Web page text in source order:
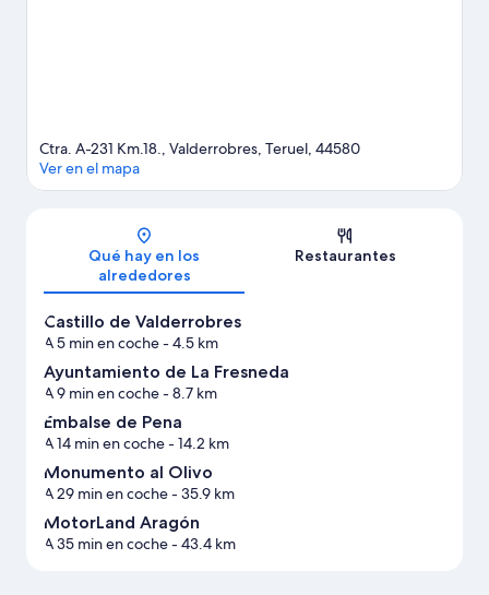
Ctra. A-231 Km.18., Valderrobres, Teruel, 44580
Ver en el mapa
Qué hay en los
alrededores
Restaurantes
Castillo de Valderrobres
A 5 min en coche- 4.5 km
Ayuntamiento de La Fresneda
A 9 min en coche- 8.7 km
Embalse de Pena
A 14 min en coche- 14.2 km
Monumento al Olivo
A 29 min en coche- 35.9 km
MotorLand Aragón
A 35 min en coche- 43.4 km